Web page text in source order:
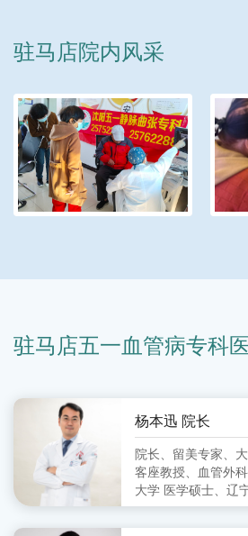
驻马店院内风采
驻马店五一血管病专科
杨本迅 院长
院长、留美专家、
客座教授、血管外
大学 医学硕士、辽
围血管病分会 委员
会血管外科分会 副